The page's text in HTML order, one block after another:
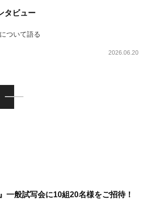
タビュー
ついて語る
2026.06.20
一般試写会に10組20名様をご招待！